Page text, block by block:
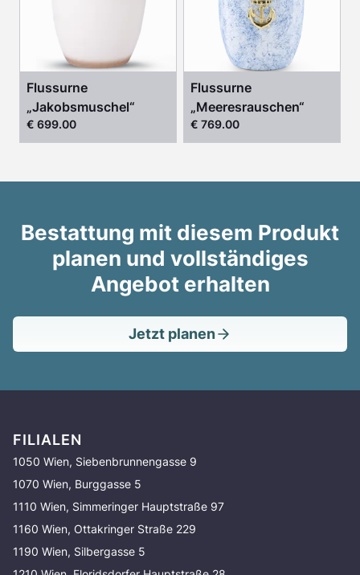
Flussurne
„Jakobsmuschel“
€ 699.00
Flussurne
„Meeresrauschen“
€ 769.00
Bestattung mit diesem Produkt
planen und vollständiges
Angebot erhalten
Jetzt planen
FILIALEN
1050 Wien, Siebenbrunnengasse 9
1070 Wien, Burggasse 5
1110 Wien, Simmeringer Hauptstraße 97
1160 Wien, Ottakringer Straße 229
1190 Wien, Silbergasse 5